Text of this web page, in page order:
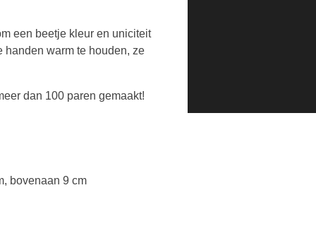
een beetje kleur en uniciteit
handen warm te houden, ze
dan 100 paren gemaakt!
bovenaan 9 cm